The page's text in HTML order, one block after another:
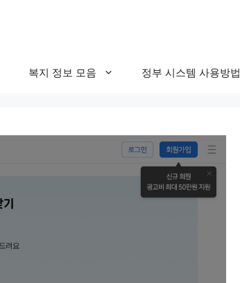
복지 정보 모음 정부 시스템 사용방법